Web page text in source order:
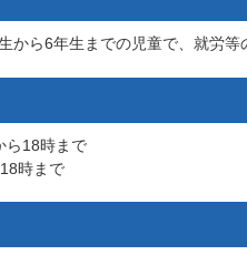
から6年生までの児童で、就労
ら18時まで
時まで